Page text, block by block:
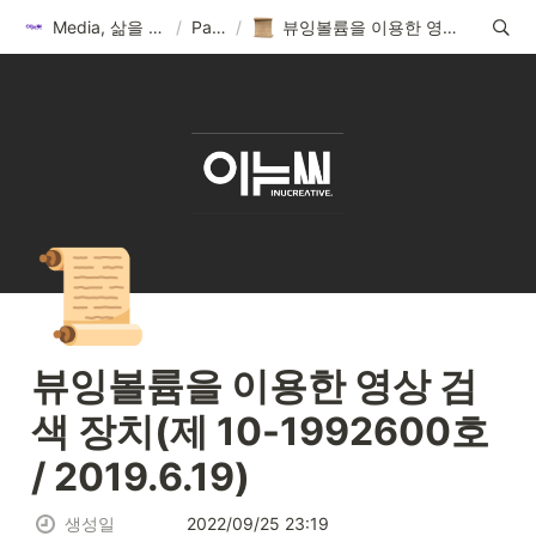
Media, 삶을 이롭게 하다 / Patent / 뷰잉볼륨을 이용한 영상 검색 장치(제 10-1992600호 / 2019.6.19)
📜
뷰잉볼륨을 이용한 영상 검
색 장치(제 10-1992600호
/ 2019.6.19)
생성일 2022/09/25 23:19